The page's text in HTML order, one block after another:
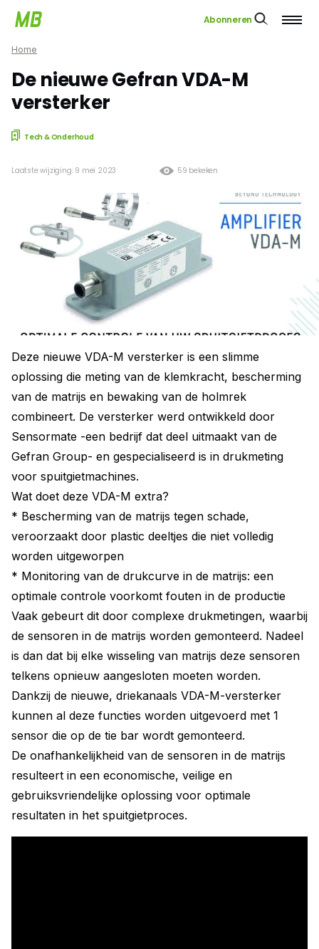
Abonneren
Home
De nieuwe Gefran VDA-M
versterker
Tech & Onderhoud
59 bekeken
Laatste wijziging: 9 mei 2023
Deze nieuwe VDA-M versterker is een slimme
oplossing die meting van de klemkracht, bescherming
van de matrijs en bewaking van de holmrek
combineert. De versterker werd ontwikkeld door
Sensormate -een bedrijf dat deel uitmaakt van de
Gefran Group- en gespecialiseerd is in drukmeting
voor spuitgietmachines.
Wat doet deze VDA-M extra?
* Bescherming van de matrijs tegen schade,
veroorzaakt door plastic deeltjes die niet volledig
worden uitgeworpen
* Monitoring van de drukcurve in de matrijs: een
optimale controle voorkomt fouten in de productie
Vaak gebeurt dit door complexe drukmetingen, waarbij
de sensoren in de matrijs worden gemonteerd. Nadeel
is dan dat bij elke wisseling van matrijs deze sensoren
telkens opnieuw aangesloten moeten worden.
Dankzij de nieuwe, driekanaals VDA-M-versterker
kunnen al deze functies worden uitgevoerd met 1
sensor die op de tie bar wordt gemonteerd.
De onafhankelijkheid van de sensoren in de matrijs
resulteert in een economische, veilige en
gebruiksvriendelijke oplossing voor optimale
resultaten in het spuitgietproces.